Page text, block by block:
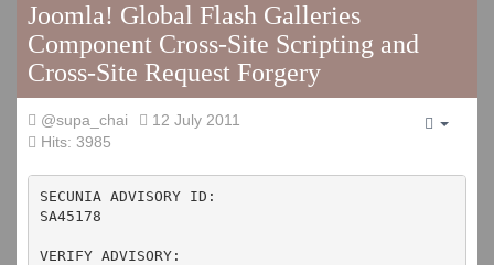
Joomla! Global Flash Galleries
Component Cross-Site Scripting and
Cross-Site Request Forgery
@supa_chai
12 July 2011
Hits: 3985
SECUNIA ADVISORY ID:
SA45178
VERIFY ADVISORY: